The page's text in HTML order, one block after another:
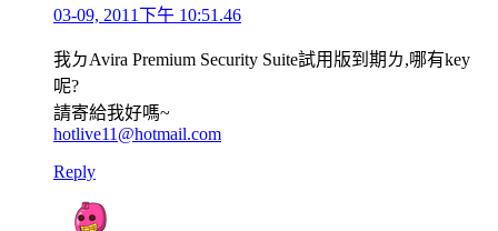
03-09, 2011下午 10:51.46
我ㄉAvira Premium Security Suite試用版到期ㄌ,哪有key
呢?
請寄給我好嗎~
hotlive11@hotmail.com
Reply